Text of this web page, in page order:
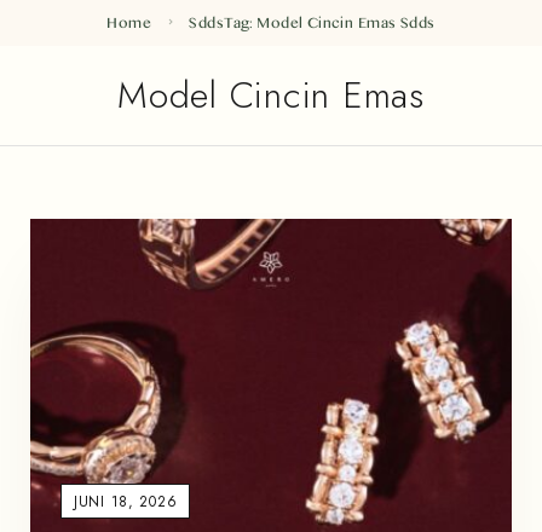
Home Sdds Tag: Model Cincin Emas Sdds
Model Cincin Emas
JUNI 18, 2026